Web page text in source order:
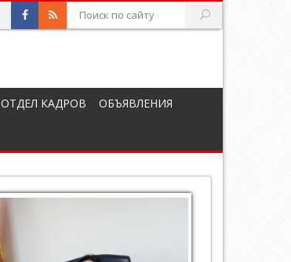
ОТДЕЛ КАДРОВ ОБЪЯВЛЕНИЯ